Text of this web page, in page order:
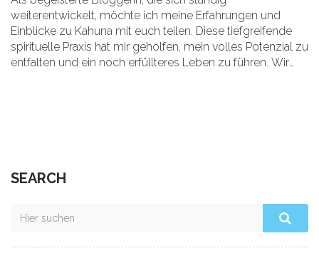
weiterentwickelt, möchte ich meine Erfahrungen und
Einblicke zu Kahuna mit euch teilen. Diese tiefgreifende
spirituelle Praxis hat mir geholfen, mein volles Potenzial zu
entfalten und ein noch erfüllteres Leben zu führen. Wir
SEARCH